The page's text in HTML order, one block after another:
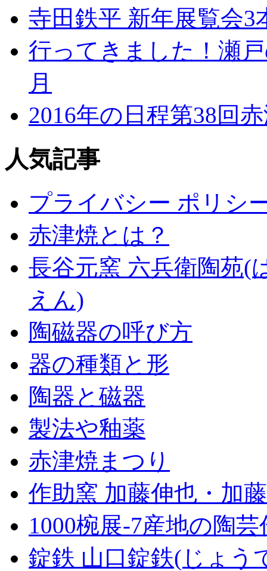
寺田鉄平 新年展覧会3
行ってきました！瀬
月
2016年の日程第38回
人気記事
プライバシー ポリシ
赤津焼とは？
長谷元窯 六兵衛陶苑(
えん)
陶磁器の呼び方
器の種類と形
陶器と磁器
製法や釉薬
赤津焼まつり
作助窯 加藤伸也・加
1000椀展-7産地の陶
錠鉄 山口錠鉄(じょう